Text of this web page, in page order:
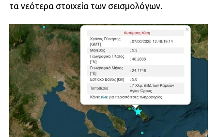
τα νεότερα στοιχεία των σεισμολόγων.